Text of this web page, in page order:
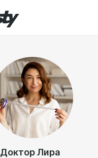
Доктор Лира